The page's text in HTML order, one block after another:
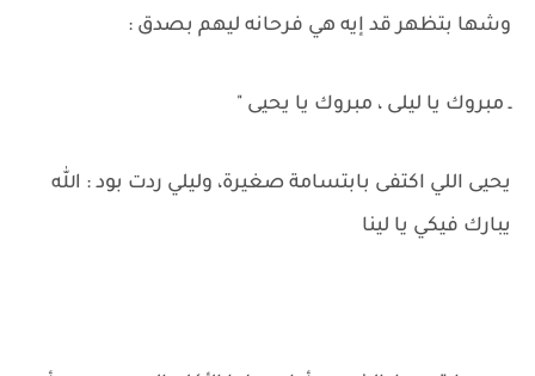
وشها بتظهر قد إيه هي فرحانه ليهم بصدق :
ـ مبروك يا ليلى ، مبروك يا يحيى "
يحيى اللي اكتفى بابتسامة صغيرة، وليلي ردت بود : الله
يبارك فيكي يا لينا